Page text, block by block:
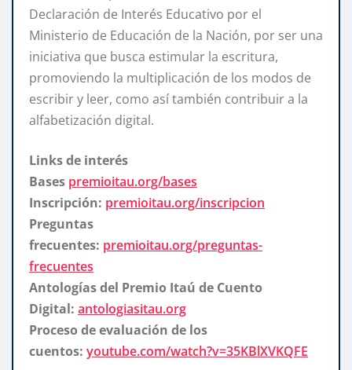
Declaración de Interés Educativo por el
Ministerio de Educación de la Nación, por ser una
iniciativa que busca estimular la escritura,
promoviendo la multiplicación de los modos de
escribir y leer, como así también contribuir a la
alfabetización digital.
Links de interés
Bases premioitau.org/bases
Inscripción: premioitau.org/inscripcion
Preguntas
frecuentes: premioitau.org/preguntas-
frecuentes
Antologías del Premio Itaú de Cuento
Digital: antologiasitau.org
Proceso de evaluación de los
cuentos: youtube.com/watch?v=35KBlXVKQFE